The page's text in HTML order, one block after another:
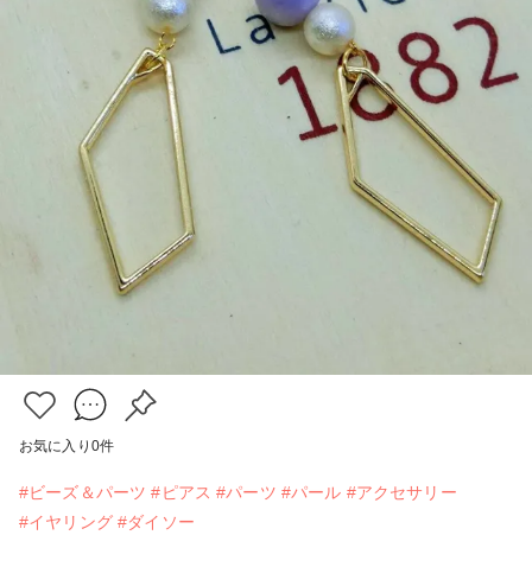
お気に入り 0件
#ビーズ＆パーツ #ピアス #パーツ #パール #アクセサリー
#イヤリング #ダイソー